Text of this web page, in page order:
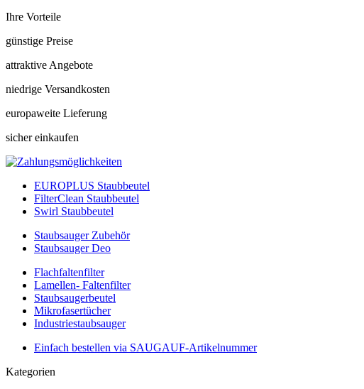
Ihre Vorteile
günstige Preise
attraktive Angebote
niedrige Versandkosten
europaweite Lieferung
sicher einkaufen
EUROPLUS Staubbeutel
FilterClean Staubbeutel
Swirl Staubbeutel
Staubsauger Zubehör
Staubsauger Deo
Flachfaltenfilter
Lamellen- Faltenfilter
Staubsaugerbeutel
Mikrofasertücher
Industriestaubsauger
Einfach bestellen via SAUGAUF-Artikelnummer
Kategorien